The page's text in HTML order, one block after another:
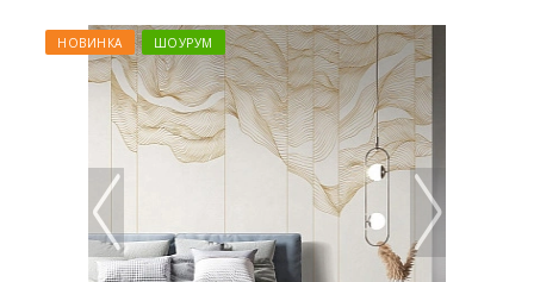
НОВИНКА ШОУРУМ